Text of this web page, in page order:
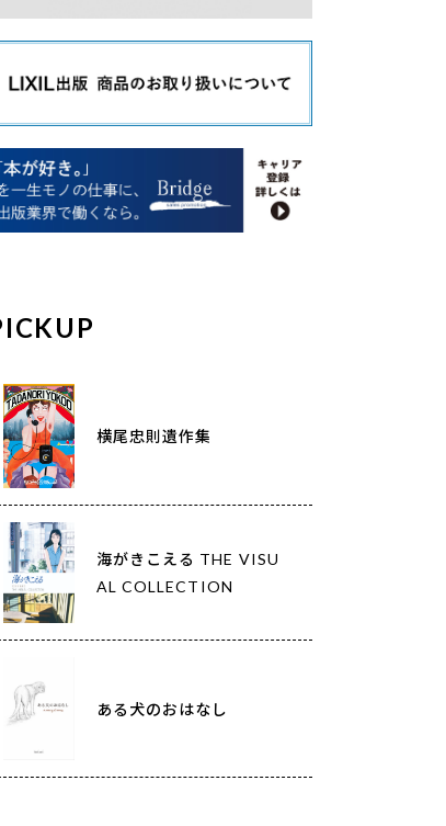
横尾忠則遺作集
海がきこえる THE VISU
AL COLLECTION
ある犬のおはなし